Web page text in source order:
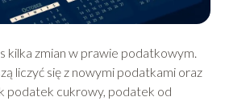
kilka zmian w prawie podatkowym.
liczyć się z nowymi podatkami oraz
podatek cukrowy, podatek od